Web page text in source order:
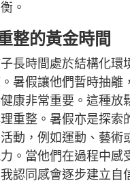
。
整的黃金時間
長時間處於結構化環
暑假讓他們暫時抽離
康非常重要。這種放
重整。暑假亦是探索
動，例如運動、藝術
。當他們在過程中感
認同感會逐步建立自